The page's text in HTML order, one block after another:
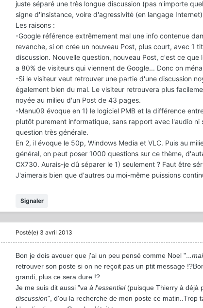
juste séparé une très longue discussion (pas n'importe
signe d'insistance, voire d'agressivité (en langage
Les raisons :
-Google référence extrêmement mal une info contenue
revanche, si on crée un nouveau Post, plus court, avec 1
discussion. Nouvelle question, nouveau Post, c'est ce
a 80% de visiteurs qui viennent de Google... Donc on
-Si le visiteur veut retrouver une partie d'une discussion
également bien du mal. Le visiteur retrouvera plus
noyée au milieu d'un Post de 43 pages.
-Manu09 évoque en 1) le logiciel PMB et la différence
plutôt purement informatique, sans rapport avec l'audio
question très générale.
En 2, il évoque le 50p, Windows Media et VLC. Puis au
général, on peut poser 1000 questions sur ce thème,
CX730. Aurais-je dû séparer le 1) seulement ? Faut être
J'aimerais bien que d'autres ou moi-même puissions
Signaler
Posté(e) 3 avril 2013
Bon je dois avouer que j'ai un peu pensé comme Noel "..
retrouver son poste si on ne reçoit pas un ptit message
grandi, plus ce sera dure !?
Je me suis dit aussi "va à l'essentiel (puisque Thierry à déjà
discussion", d'ou la recherche de mon poste ce matin..Trop